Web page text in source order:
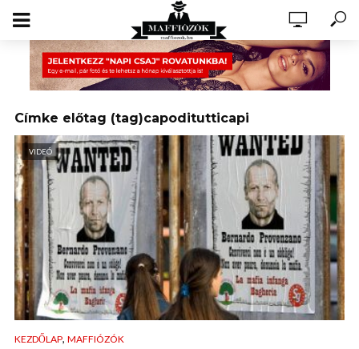
Címke előtag (tag)capoditutticapi
VIDEÓ
KEZDŐLAP, MAFFIÓZÓK